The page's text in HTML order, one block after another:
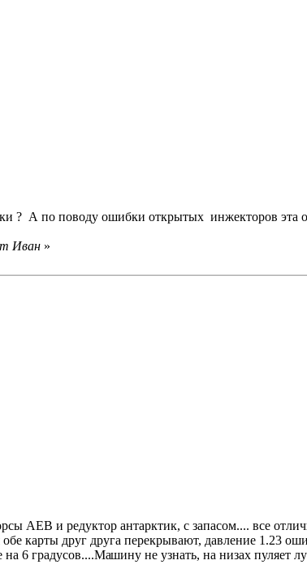
? А по поводу ошибки открытых инжекторов эта
Иван »
AEB и редуктор антарктик, с запасом.... все
карты друг друга перекрывают, давление 1.23
на 6 градусов....Машину не узнать, на низах пуляет